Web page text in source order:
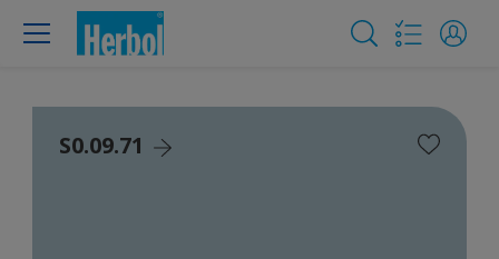
S0.09.71